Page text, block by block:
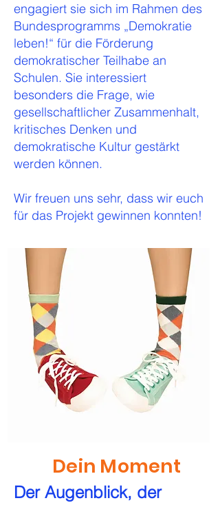
engagiert sie sich im Rahmen des
Bundesprogramms „Demokratie
leben!“ für die Förderung
demokratischer Teilhabe an
Schulen. Sie interessiert
besonders die Frage, wie
gesellschaftlicher Zusammenhalt,
kritisches Denken und
demokratische Kultur gestärkt
werden können.
Wir freuen uns sehr, dass wir euch
für das Projekt gewinnen konnten!
Dein Moment
Der Augenblick, der